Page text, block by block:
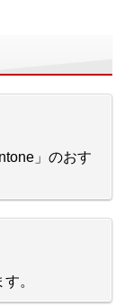
」のおす
。